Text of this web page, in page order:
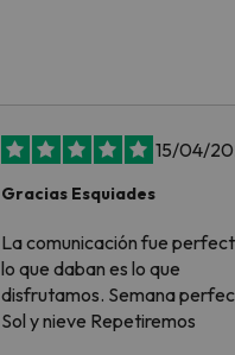
15/04/
Gracias Esquiades
La comunicación fue
lo que daban es lo que
disfrutamos. Semana
Sol y nieve Repetiremos